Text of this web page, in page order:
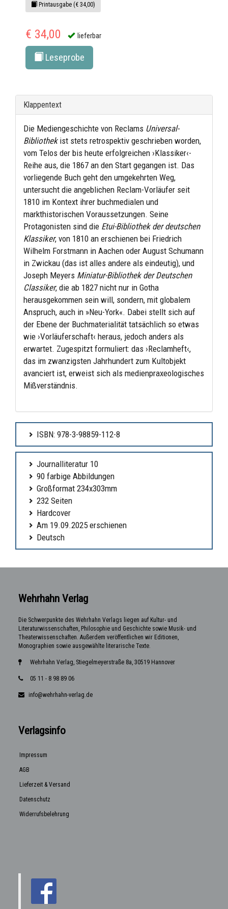
Printausgabe (€ 34,00)
€ 34,00 lieferbar
Leseprobe
Klappentext
Die Mediengeschichte von Reclams Universal-
Bibliothekist stets retrospektiv geschrieben worden,
vom Telos der bis heute erfolgreichen ›Klassiker‹-
Reihe aus, die 1867 an den Start gegangen ist. Das
vorliegende Buch geht den umgekehrten Weg,
untersucht die angeblichen Reclam-Vorläufer seit
1810 im Kontext ihrer buchmedialen und
markthistorischen Voraussetzungen. Seine
Protagonisten sind die Etui-Bibliothek der deutschen
Klassiker, von 1810 an erschienen bei Friedrich
Wilhelm Forstmann in Aachen oder August Schumann
in Zwickau (das ist alles andere als eindeutig), und
Joseph Meyers Miniatur-Bibliothek der Deutschen
Classiker, die ab 1827 nicht nur in Gotha
herausgekommen sein will, sondern, mit globalem
Anspruch, auch in »Neu-York«. Dabei stellt sich auf
der Ebene der Buchmaterialität tatsächlich so etwas
wie ›Vorläuferschaft‹ heraus, jedoch anders als
erwartet. Zugespitzt formuliert: das ›Reclamheft‹,
das im zwanzigsten Jahrhundert zum Kultobjekt
avanciert ist, erweist sich als medienpraxeologisches
Mißverständnis.
ISBN: 978-3-98859-112-8
Journalliteratur 10
90 farbige Abbildungen
Großformat 234x303mm
232 Seiten
Hardcover
Am 19.09.2025 erschienen
Deutsch
Wehrhahn Verlag
Die Schwerpunkte des Wehrhahn Verlags liegen auf Kultur- und
Literaturwissenschaften, Philosophie und Geschichte sowie Musik- und
Theaterwissenschaften. Außerdem veröffentlichen wir Editionen,
Monographien sowie ausgewählte literarische Texte.
Wehrhahn Verlag, Stiegelmeyerstraße 8a, 30519 Hannover
05 11 - 8 98 89 06
info@wehrhahn-verlag.de
Verlagsinfo
Impressum
AGB
Lieferzeit & Versand
Datenschutz
Widerrufsbelehrung